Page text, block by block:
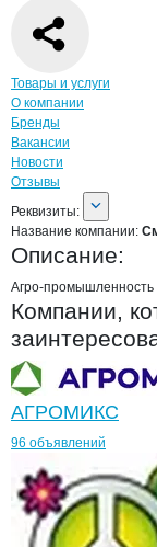
Навигация
Товары и услуги
О компании
Бренды
Вакансии
Новости
Отзывы
О компании
Реквизиты
Реквизиты:
Название компании:
Описание:
Агро-промышленность
Компании,
АГРОМИКС
96 объявлений